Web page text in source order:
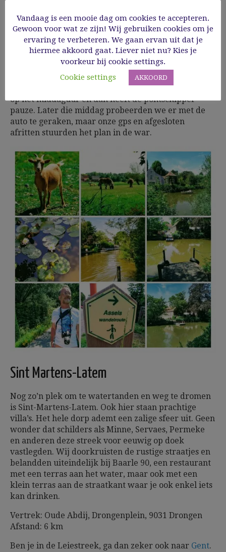
Ongeveer halverwege de wandeling heb je de
mogelijkheid om de Leie over te steken met het
veerpont, dat enkel voor voetgangers en fietsers
toegankelijk is. De oversteek brengt je naar het
pittoreske dorpje Afsnee met zijn beschermde
pastorij, kerk en dorpsgezicht. Wij waren er helaas
op het middaguur en dan heeft de pontschipper
pauze. Later die middag probeerden we er met de
auto te geraken, maar onze gps en afgesloten
afritten stuurden het plan in de war.
Sint Martens-Latem
Nog zo’n plek om te watertanden en weg te dromen
is Sint-Martens-Latem. Ook hier staan prachtige
villa’s. Het hele dorp ademt een zalige sfeer uit. Geen
wonder dat schilders als Minne, Servaes, Permeke
en anderen deze streek voor eeuwig op doek
vastlegden. Wij doorkruisten de rustige straatjes en
belandden uiteindelijk bij Baarle 90, een restaurant
met een terras aan het water, maar ook met een
klein terras aan de straatkant waar je ook enkel iets
kan drinken.
Vertrek: Oude Abdij, Drongenplein, 9031 Drongen
Afstand: 6 km
Ben je in de Leiestreek, ga dan zeker ook naar Gent.
Vandaag is een mooie dag om cookies te accepteren.
Gewoon voor wat ze zijn! Wij gebruiken cookies om je
ervaring te verbeteren. We gaan ervan uit dat je
hiermee akkoord gaat. Liever niet nu? Kies je
voorkeur bij cookie settings.
Cookie settings
AKKOORD